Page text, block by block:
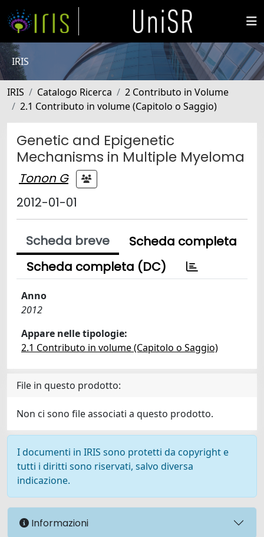
IRIS
IRIS Catalogo Ricerca
2 Contributo in Volume
2.1 Contributo in volume (Capitolo o Saggio)
Genetic and Epigenetic
Mechanisms in Multiple Myeloma
Tonon G
2012-01-01
Scheda breve
Scheda completa
Scheda completa (DC)
Anno
2012
Appare nelle tipologie:
2.1 Contributo in volume (Capitolo o Saggio)
File in questo prodotto:
Non ci sono file associati a questo prodotto.
I documenti in IRIS sono protetti da copyright e
tutti i diritti sono riservati, salvo diversa
indicazione.
Informazioni